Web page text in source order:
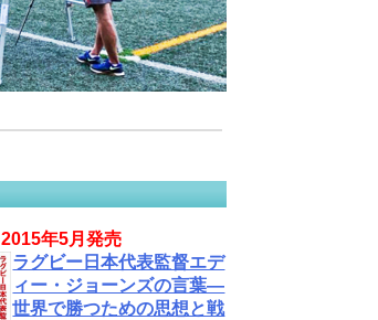
2015年5月発売
ラグビー日本代表監督エデ
ィー・ジョーンズの言葉―
世界で勝つための思想と戦